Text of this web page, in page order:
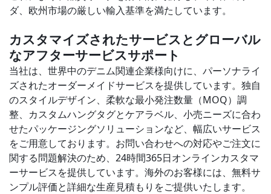
ダ、欧州市場の厳しい輸入基準を満たしています。
カスタマイズされたサービスとグローバル
なアフターサービスサポート
当社は、世界中のデニム関連企業様向けに、パーソナライ
ズされたオーダーメイドサービスを提供しています。独自
のスタイルデザイン、柔軟な最小発注数量（MOQ）調
整、カスタムハングタグとケアラベル、小売ニーズに合わ
せたパッケージングソリューションなど、幅広いサービス
をご用意しております。お問い合わせへの対応やご注文に
関する問題解決のため、24時間365日オンラインカスタマ
ーサービスを提供しています。海外のお客様には、無料サ
ンプル評価と詳細な生産見積もりをご提供いたします。